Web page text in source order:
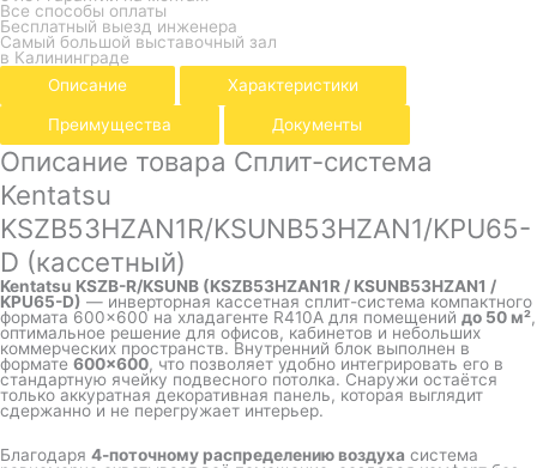
Все способы оплаты
Бесплатный выезд инженера
Самый большой выставочный зал
в Калининграде
Описание
Характеристики
Преимущества Документы
Описание товара Сплит-система
Kentatsu
KSZB53HZAN1R/KSUNB53HZAN1/KPU65-
D (кассетный)
Kentatsu KSZB-R/KSUNB (KSZB53HZAN1R / KSUNB53HZAN1 /
KPU65-D) — инверторная кассетная сплит-система компактного
формата 600×600 на хладагенте R410A для помещений до 50 м²,
оптимальное решение для офисов, кабинетов и небольших
коммерческих пространств. Внутренний блок выполнен в
формате 600×600, что позволяет удобно интегрировать его в
стандартную ячейку подвесного потолка. Снаружи остаётся
только аккуратная декоративная панель, которая выглядит
сдержанно и не перегружает интерьер.
Благодаря 4-поточному распределению воздуха система